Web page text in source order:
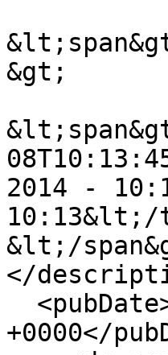
&gt;
2014 -
10:13&lt;/
&lt;/
</
+0000</